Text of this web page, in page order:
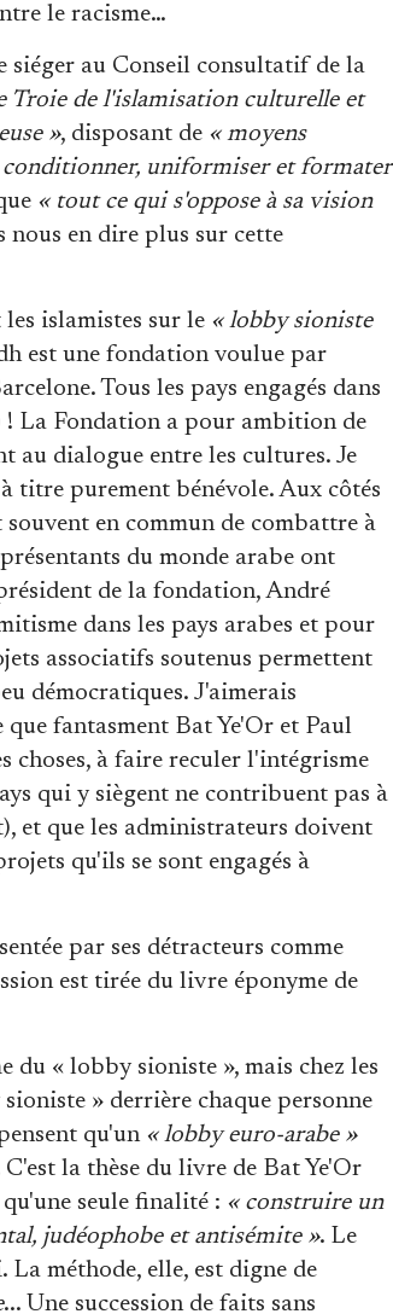
le racisme…
siéger au Conseil consultatif de la
Troie de l'islamisation culturelle et
», disposant de « moyens
conditionner, uniformiser et formater
« tout ce qui s'oppose à sa vision
nous en dire plus sur cette
islamistes sur le « lobby sioniste
est une fondation voulue par
Tous les pays engagés dans
La Fondation a pour ambition de
au dialogue entre les cultures. Je
titre purement bénévole. Aux côtés
en commun de combattre à
du monde arabe ont
de la fondation, André
dans les pays arabes et pour
associatifs soutenus permettent
démocratiques. J'aimerais
fantasment Bat Ye'Or et Paul
choses, à faire reculer l'intégrisme
qui y siègent ne contribuent pas à
et que les administrateurs doivent
qu'ils se sont engagés à
par ses détracteurs comme
est tirée du livre éponyme de
du « lobby sioniste », mais chez les
» derrière chaque personne
qu'un « lobby euro-arabe »
la thèse du livre de Bat Ye'Or
seule finalité : « construire un
judéophobe et antisémite ». Le
méthode, elle, est digne de
... Une succession de faits sans